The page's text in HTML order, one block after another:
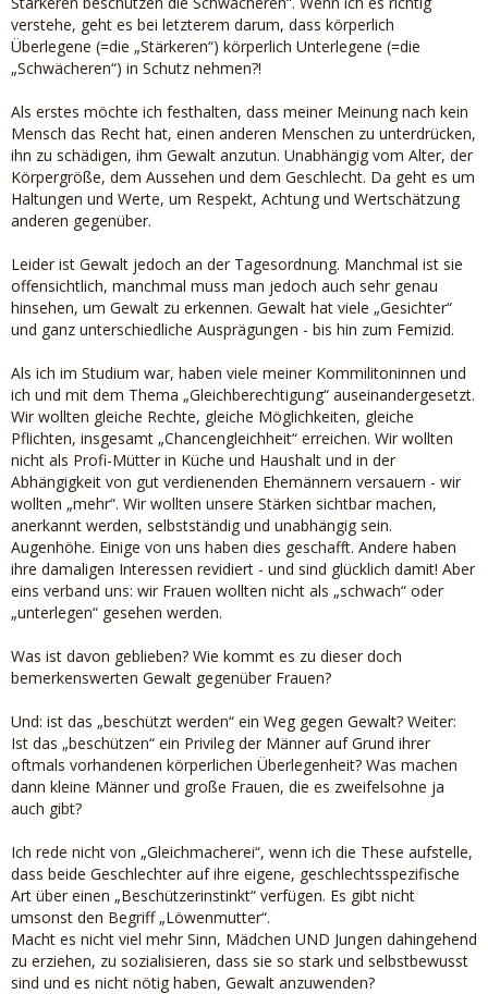
verstehe, geht es bei letzterem darum, dass körperlich
Überlegene (=die „Stärkeren“) körperlich Unterlegene (=die
„Schwächeren“) in Schutz nehmen?!
Als erstes möchte ich festhalten, dass meiner Meinung nach kein
Mensch das Recht hat, einen anderen Menschen zu unterdrücken,
ihn zu schädigen, ihm Gewalt anzutun. Unabhängig vom Alter, der
Körpergröße, dem Aussehen und dem Geschlecht. Da geht es um
Haltungen und Werte, um Respekt, Achtung und Wertschätzung
anderen gegenüber.
Leider ist Gewalt jedoch an der Tagesordnung. Manchmal ist sie
offensichtlich, manchmal muss man jedoch auch sehr genau
hinsehen, um Gewalt zu erkennen. Gewalt hat viele „Gesichter“
und ganz unterschiedliche Ausprägungen - bis hin zum Femizid.
Als ich im Studium war, haben viele meiner Kommilitoninnen und
ich und mit dem Thema „Gleichberechtigung“ auseinandergesetzt.
Wir wollten gleiche Rechte, gleiche Möglichkeiten, gleiche
Pflichten, insgesamt „Chancengleichheit“ erreichen. Wir wollten
nicht als Profi-Mütter in Küche und Haushalt und in der
Abhängigkeit von gut verdienenden Ehemännern versauern - wir
wollten „mehr“. Wir wollten unsere Stärken sichtbar machen,
anerkannt werden, selbstständig und unabhängig sein.
Augenhöhe. Einige von uns haben dies geschafft. Andere haben
ihre damaligen Interessen revidiert - und sind glücklich damit! Aber
eins verband uns: wir Frauen wollten nicht als „schwach“ oder
„unterlegen“ gesehen werden.
Was ist davon geblieben? Wie kommt es zu dieser doch
bemerkenswerten Gewalt gegenüber Frauen?
Und: ist das „beschützt werden“ ein Weg gegen Gewalt? Weiter:
Ist das „beschützen“ ein Privileg der Männer auf Grund ihrer
oftmals vorhandenen körperlichen Überlegenheit? Was machen
dann kleine Männer und große Frauen, die es zweifelsohne ja
auch gibt?
Ich rede nicht von „Gleichmacherei“, wenn ich die These aufstelle,
dass beide Geschlechter auf ihre eigene, geschlechtsspezifische
Art über einen „Beschützerinstinkt“ verfügen. Es gibt nicht
umsonst den Begriff „Löwenmutter“.
Macht es nicht viel mehr Sinn, Mädchen UND Jungen dahingehend
zu erziehen, zu sozialisieren, dass sie so stark und selbstbewusst
sind und es nicht nötig haben, Gewalt anzuwenden?